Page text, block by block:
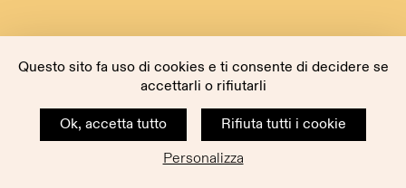
Questo sito fa uso di cookies e ti consente di decidere se
accettarli o rifiutarli
Ok, accetta tutto
Rifiuta tutti i cookie
Personalizza